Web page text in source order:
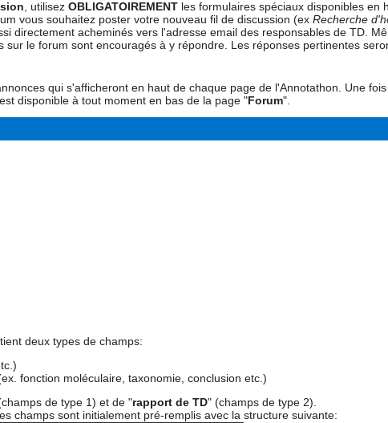
, utilisez OBLIGATOIREMENT les formulaires spéciaux disponibles en
vous souhaitez poster votre nouveau fil de discussion (ex Recherche
directement acheminés vers l'adresse email des responsables de TD.
le forum sont encouragés à y répondre. Les réponses pertinentes
qui s'afficheront en haut de chaque page de l'Annotathon. Une
disponible à tout moment en bas de la page "Forum".
deux types de champs:
fonction moléculaire, taxonomie, conclusion etc.)
de type 1) et de "rapport de TD" (champs de type 2).
champs sont initialement pré-remplis avec la structure suivante: